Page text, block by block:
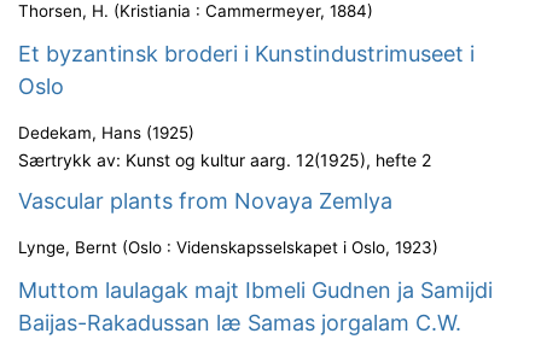
Thorsen, H. (Kristiania : Cammermeyer, 1884)
Et byzantinsk broderi i Kunstindustrimuseet i
Oslo
Dedekam, Hans (1925)
Særtrykk av: Kunst og kultur aarg. 12(1925), hefte 2
Vascular plants from Novaya Zemlya
Lynge, Bernt (Oslo : Videnskapsselskapet i Oslo, 1923)
Muttom laulagak majt Ibmeli Gudnen ja Samijdi
Baijas-Rakadussan læ Samas jorgalam C.W.